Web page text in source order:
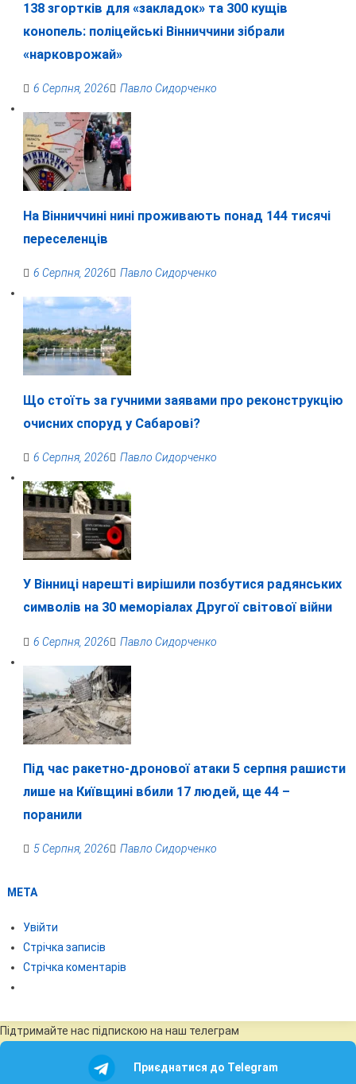
138 згортків для «закладок» та 300 кущів
конопель: поліцейські Вінниччини зібрали
«нарковрожай»
6 Серпня, 2026 Павло Сидорченко
На Вінниччині нині проживають понад 144 тисячі
переселенців
6 Серпня, 2026 Павло Сидорченко
Що стоїть за гучними заявами про реконструкцію
очисних споруд у Сабарові?
6 Серпня, 2026 Павло Сидорченко
У Вінниці нарешті вирішили позбутися радянських
символів на 30 меморіалах Другої світової війни
6 Серпня, 2026 Павло Сидорченко
Під час ракетно-дронової атаки 5 серпня рашисти
лише на Київщині вбили 17 людей, ще 44 –
поранили
5 Серпня, 2026 Павло Сидорченко
МЕТА
Увійти
Стрічка записів
Стрічка коментарів
Підтримайте нас підпискою на наш телеграм
Приєднатися до Telegram